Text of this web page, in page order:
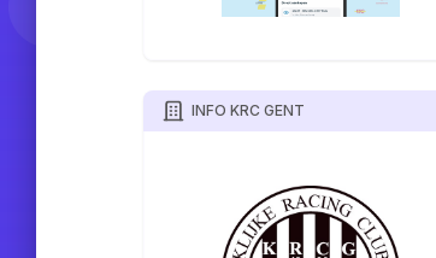
INFO KRC GENT